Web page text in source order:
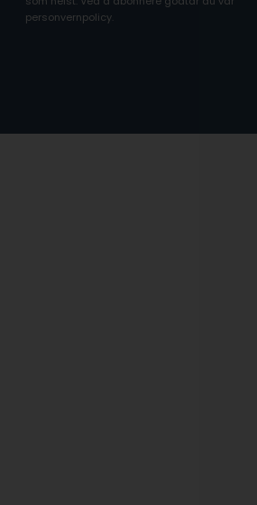
personvernpolicy.